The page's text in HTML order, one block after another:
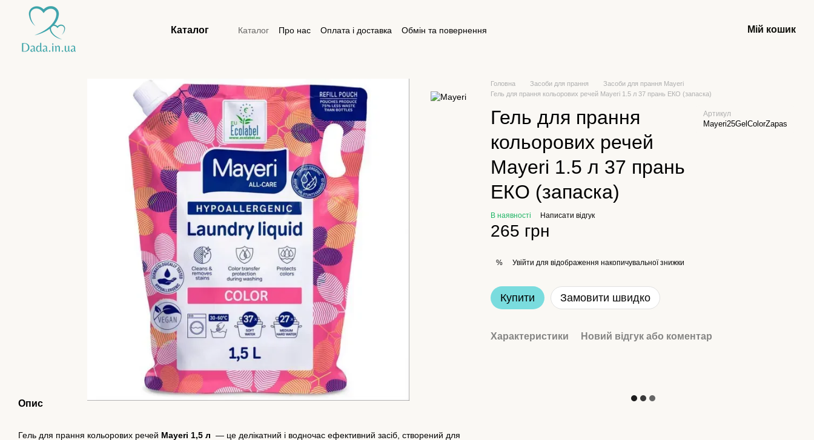
Перейти до основного контенту
Каталог Каталог Про нас Оплата і доставка
Обмін та повернення
Мій кошик
Опис
Гель для прання кольорових речей Mayeri 1,5 л — це делікатний і водночас ефективний засіб, створений для
Головна Засоби для прання
Засоби для прання Mayeri
Гель для прання кольорових речей Mayeri 1.5 л 37 прань ЕКО (запаска)
Гель для прання
кольорових речей
Mayeri 1.5 л 37 прань
ЕКО (запаска)
Артикул
Mayeri25GelColorZapas
В наявності Написати відгук
265 грн
% Увійти для відображення накопичувальної знижки
Купити Замовити швидко
Характеристики Новий відгук або коментар